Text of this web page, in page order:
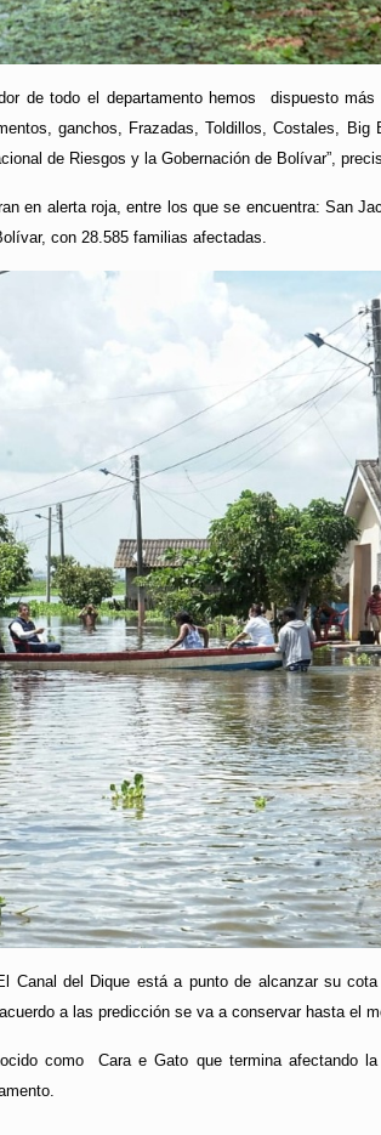
de todo el departamento hemos dispuesto
ganchos, Frazadas, Toldillos, Costales,
de Riesgos y la Gobernación de Bolívar”,
en alerta roja, entre los que se encuentra: San
con 28.585 familias afectadas.
del Dique está a punto de alcanzar su
a las predicción se va a conservar hasta el
como Cara e Gato que termina afectando